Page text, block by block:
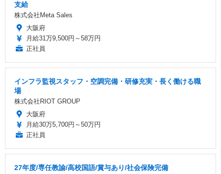
支給
株式会社Meta Sales
大阪府
月給31万9,500円～58万円
正社員
インフラ監視スタッフ・空調完備・研修充実・長く働ける職
場
株式会社RIOT GROUP
大阪府
月給30万5,700円～50万円
正社員
27年度/専任教諭/高校国語/賞与あり/社会保険完備